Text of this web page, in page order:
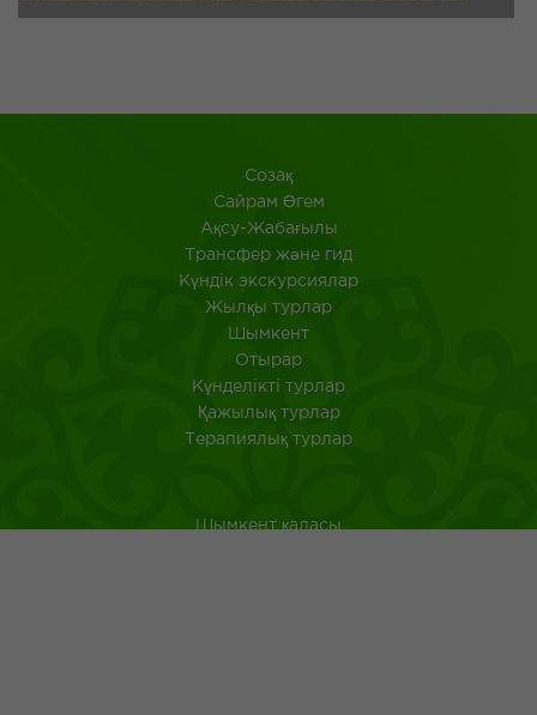
Созақ
​Сайрам Өгем
Ақсу-Жабағылы
Трансфер және гид
Күндік экскурсиялар
Жылқы турлар
Шымкент
Отырар
Күнделікті турлар
Қажылық турлар
Терапиялық турлар
Шымкент қаласы